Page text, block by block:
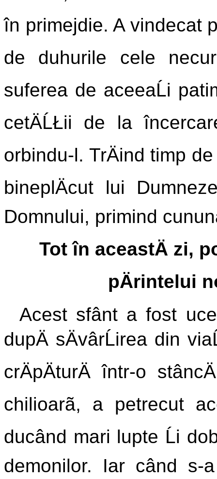
în primejdie. A vindecat
de duhurile cele
suferea de aceeaĹi
cetÄĹŁii de la
orbindu-l. TrÄind timp
bineplÄcut lui
Domnului, primind
Tot în aceastÄ zi,
pÄrintelui
Acest sfânt a fost
dupÄ sÄvârĹirea din
crÄpÄturÄ într-o
chilioarã, a petrecut
ducând mari lupte Ĺi
demonilor. Iar când s-